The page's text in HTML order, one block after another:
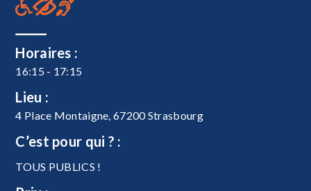
Horaires :
16:15 - 17:15
Lieu :
4 Place Montaigne, 67200 Strasbourg
C’est pour qui ? :
TOUS PUBLICS !